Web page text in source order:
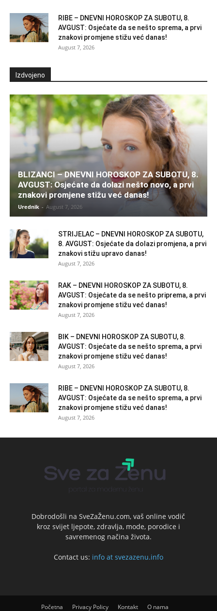
RIBE – DNEVNI HOROSKOP ZA SUBOTU, 8.
AVGUST: Osjećate da se nešto sprema, a prvi
znakovi promjene stižu već danas!
August 7, 2026
Izdvojeno
BLIZANCI – DNEVNI HOROSKOP ZA SUBOTU, 8.
AVGUST: Osjećate da dolazi nešto novo, a prvi
znakovi promjene stižu već danas!
Urednik - August 7, 2026
STRIJELAC – DNEVNI HOROSKOP ZA SUBOTU,
8. AVGUST: Osjećate da dolazi promjena, a prvi
znakovi stižu upravo danas!
August 7, 2026
RAK – DNEVNI HOROSKOP ZA SUBOTU, 8.
AVGUST: Osjećate da se nešto priprema, a prvi
znakovi promjene stižu već danas!
August 7, 2026
BIK – DNEVNI HOROSKOP ZA SUBOTU, 8.
AVGUST: Osjećate da se nešto sprema, a prvi
znakovi promjene stižu već danas!
August 7, 2026
RIBE – DNEVNI HOROSKOP ZA SUBOTU, 8.
AVGUST: Osjećate da se nešto sprema, a prvi
znakovi promjene stižu već danas!
August 7, 2026
Dobrodošli na SveZaŽenu.com, vaš online vodič
kroz svijet ljepote, zdravlja, mode, porodice i
savremenog načina života.
Contact us: info at svezazenu.info
Početna Privacy Policy Kontakt O nama